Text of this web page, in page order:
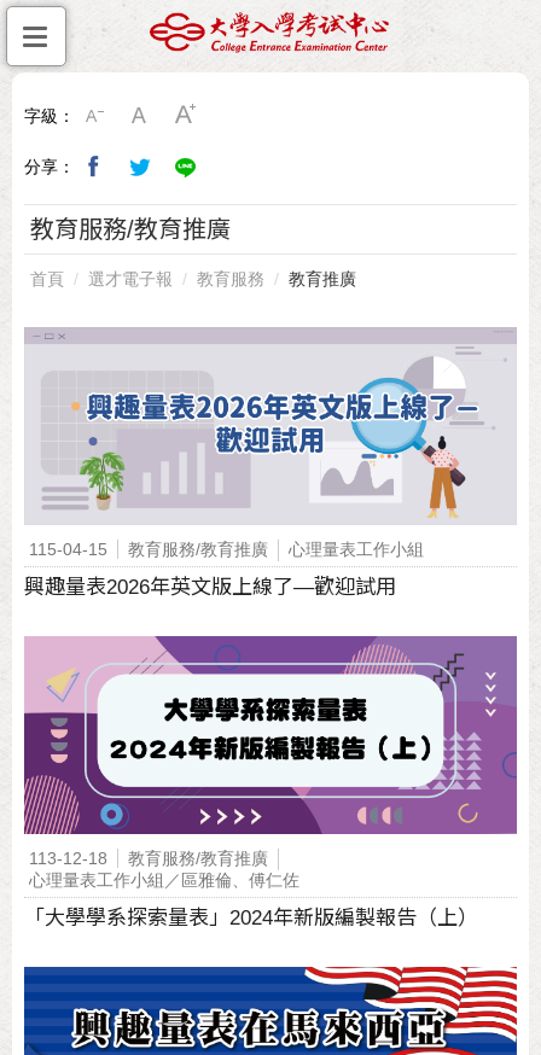
字級：
分享：
教育服務/教育推廣
首頁 選才電子報 教育服務 教育推廣
115-04-15 教育服務/教育推廣 心理量表工作小組
興趣量表2026年英文版上線了—歡迎試用
113-12-18
教育服務/教育推廣
心理量表工作小組／區雅倫、傅仁佐
「大學學系探索量表」2024年新版編製報告（上）